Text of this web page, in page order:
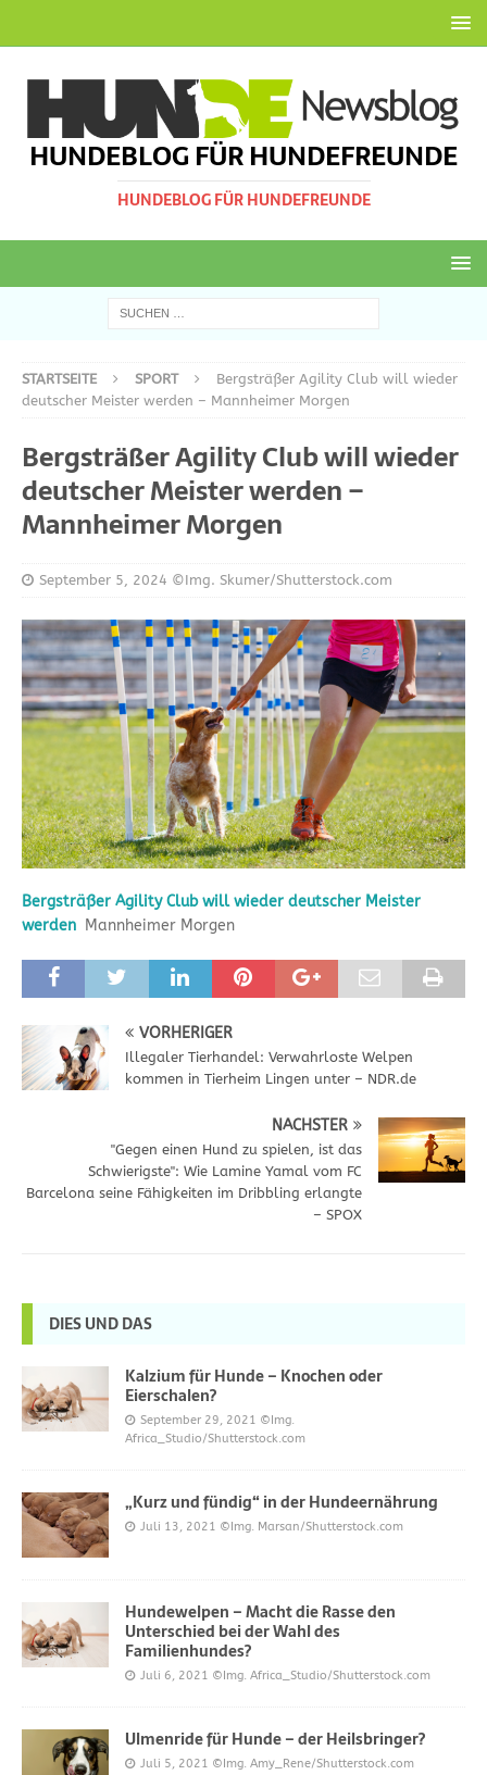
HUNDEBLOG FÜR HUNDEFREUNDE
HUNDEBLOG FÜR HUNDEFREUNDE
STARTSEITE SPORT
Bergsträßer Agility Club will wieder
deutscher Meister werden – Mannheimer Morgen
Bergsträßer Agility Club will wieder
deutscher Meister werden –
Mannheimer Morgen
September 5, 2024 ©Img. Skumer/Shutterstock.com
Bergsträßer Agility Club will wieder deutscher Meister
werden Mannheimer Morgen
VORHERIGER
Illegaler Tierhandel: Verwahrloste Welpen
kommen in Tierheim Lingen unter – NDR.de
NÄCHSTER
"Gegen einen Hund zu spielen, ist das
Schwierigste": Wie Lamine Yamal vom FC
Barcelona seine Fähigkeiten im Dribbling erlangte
– SPOX
DIES UND DAS
Kalzium für Hunde – Knochen oder
Eierschalen?
September 29, 2021 ©Img.
Africa_Studio/Shutterstock.com
„Kurz und fündig“ in der Hundeernährung
Juli 13, 2021 ©Img. Marsan/Shutterstock.com
Hundewelpen – Macht die Rasse den
Unterschied bei der Wahl des
Familienhundes?
Juli 6, 2021 ©Img. Africa_Studio/Shutterstock.com
Ulmenride für Hunde – der Heilsbringer?
Juli 5, 2021 ©Img. Amy_Rene/Shutterstock.com